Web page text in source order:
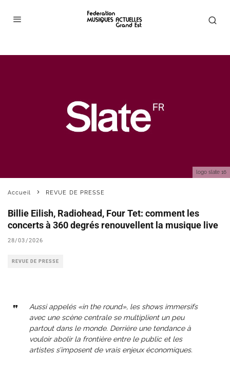
logo slate 16
Accueil REVUE DE PRESSE
Billie Eilish, Radiohead, Four Tet: comment les
concerts à 360 degrés renouvellent la musique live
28/03/2026
REVUE DE PRESSE
Aussi appelés «in the round», les shows immersifs
avec une scène centrale se multiplient un peu
partout dans le monde. Derrière une tendance à
vouloir abolir la frontière entre le public et les
artistes s’imposent de vrais enjeux économiques.